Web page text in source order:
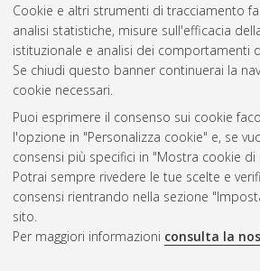
Cookie e altri strumenti di tracciamento
analisi statistiche, misure sull'efficacia
istituzionale e analisi dei comportamenti
Se chiudi questo banner continuerai la
cookie necessari.
Puoi esprimere il consenso sui cookie
l'opzione in "Personalizza cookie" e, se
consensi più specifici in "Mostra cookie
Potrai sempre rivedere le tue scelte e
consensi rientrando nella sezione
sito.
Per maggiori informazioni consulta la
Questa lista e' stata generata il
Atom
Rss 1.0
Rss 2.0
ISSN: 2038-7946